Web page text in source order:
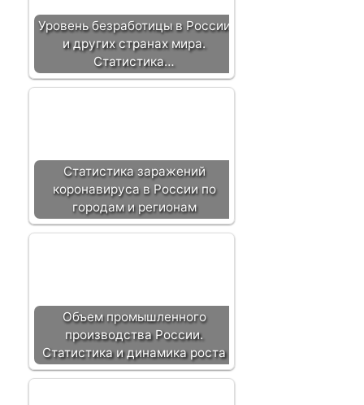
Уровень безработицы в России
и других странах мира.
Статистика…
Статистика заражений
коронавируса в России по
городам и регионам
Объем промышленного
производства России.
Статистика и динамика роста